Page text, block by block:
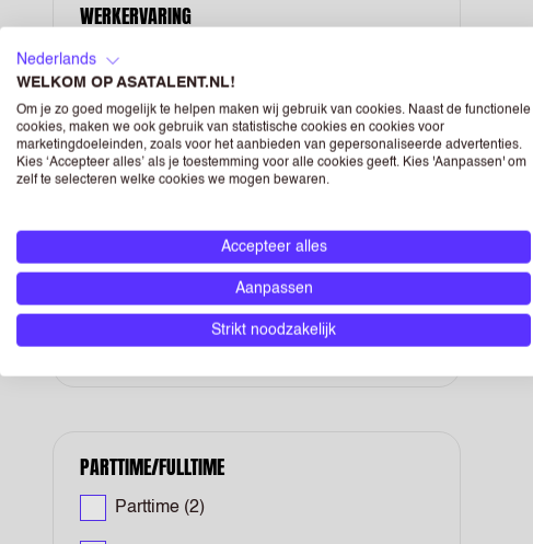
WERKERVARING
Student
Professional / Experienced (1)
PARTTIME/FULLTIME
Parttime (2)
Nederlands
WELKOM OP ASATALENT.NL!
Om je zo goed mogelijk te helpen maken wij gebruik van cookies. Naast de functionele
cookies, maken we ook gebruik van statistische cookies en cookies voor
marketingdoeleinden, zoals voor het aanbieden van gepersonaliseerde advertenties.
Kies ‘Accepteer alles’ als je toestemming voor alle cookies geeft. Kies 'Aanpassen' om
zelf te selecteren welke cookies we mogen bewaren.
Accepteer alles
Aanpassen
Strikt noodzakelijk